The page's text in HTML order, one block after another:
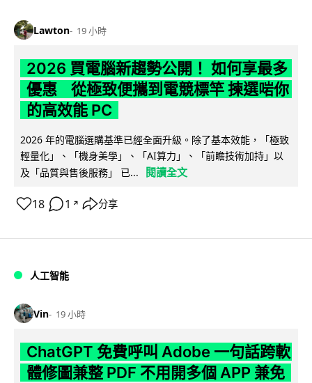
Lawton 19 小時
2026 買電腦新趨勢公開！ 如何享最多
優惠 從極致便攜到電競標竿 揀選啱你
的高效能 PC
2026 年的電腦選購基準已經全面升級。除了基本效能，「極致
輕量化」、「機身美學」、「AI算力」、「前瞻技術加持」以
及「品質與售後服務」 已...
閱讀全文
18 1 ↗ 分享
人工智能
Vin 19 小時
ChatGPT 免費呼叫 Adobe 一句話跨軟
體修圖兼整 PDF 不用開多個 APP 兼免